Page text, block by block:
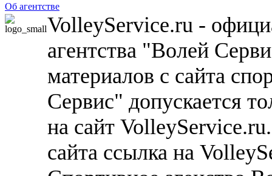
Об агентстве
VolleyService.ru -
агентства "Волей
материалов с сайта
Сервис" допускается
на сайт
сайта ссылка на